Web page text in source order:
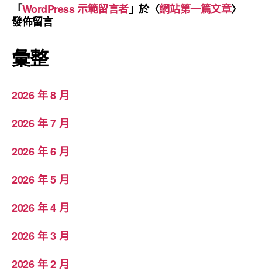
「WordPress 示範留言者」於〈網站第一篇文章〉
發佈留言
彙整
2026 年 8 月
2026 年 7 月
2026 年 6 月
2026 年 5 月
2026 年 4 月
2026 年 3 月
2026 年 2 月